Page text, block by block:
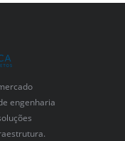
engenharia